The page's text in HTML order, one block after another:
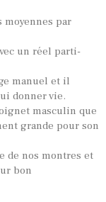
par
un réel parti-
manuel et il
donner vie.
masculin que
grande pour son
de nos montres et
bon